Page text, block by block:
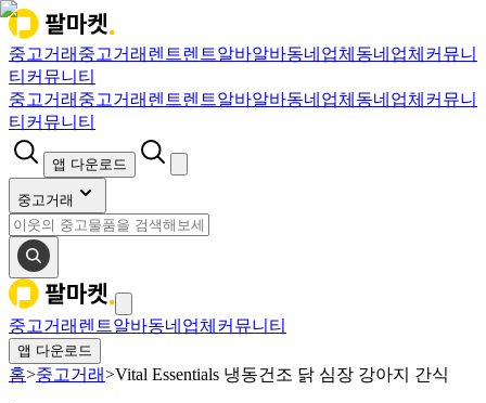
중고거래 중고거래 렌트렌트알바알바동네업체 동네업체 커뮤니
티 커뮤니티
중고거래 중고거래 렌트렌트알바알바동네업체 동네업체 커뮤니
티 커뮤니티
앱 다운로드
중고거래
중고거래 렌트알바동네업체 커뮤니티
앱 다운로드
홈>중고거래>Vital Essentials 냉동건조 닭 심장 강아지 간식